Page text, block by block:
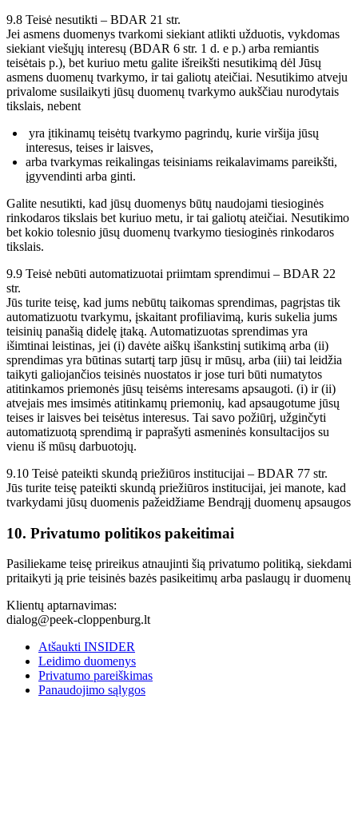
9.8 Teisė nesutikti – BDAR 21 str.
Jei asmens duomenys tvarkomi siekiant atlikti užduotis, vykdomas
siekiant viešųjų interesų (BDAR 6 str. 1 d. e p.) arba remiantis
teisėtais p.), bet kuriuo metu galite išreikšti nesutikimą dėl Jūsų
asmens duomenų tvarkymo, ir tai galiotų ateičiai. Nesutikimo atveju
privalome susilaikyti jūsų duomenų tvarkymo aukščiau nurodytais
tikslais, nebent
yra įtikinamų teisėtų tvarkymo pagrindų, kurie viršija jūsų
interesus, teises ir laisves,
arba tvarkymas reikalingas teisiniams reikalavimams pareikšti,
įgyvendinti arba ginti.
Galite nesutikti, kad jūsų duomenys būtų naudojami tiesioginės
rinkodaros tikslais bet kuriuo metu, ir tai galiotų ateičiai. Nesutikimo
bet kokio tolesnio jūsų duomenų tvarkymo tiesioginės rinkodaros
tikslais.
9.9 Teisė nebūti automatizuotai priimtam sprendimui – BDAR 22
str.
Jūs turite teisę, kad jums nebūtų taikomas sprendimas, pagrįstas tik
automatizuotu tvarkymu, įskaitant profiliavimą, kuris sukelia jums
teisinių panašią didelę įtaką. Automatizuotas sprendimas yra
išimtinai leistinas, jei (i) davėte aiškų išankstinį sutikimą arba (ii)
sprendimas yra būtinas sutartį tarp jūsų ir mūsų, arba (iii) tai leidžia
taikyti galiojančios teisinės nuostatos ir jose turi būti numatytos
atitinkamos priemonės jūsų teisėms interesams apsaugoti. (i) ir (ii)
atvejais mes imsimės atitinkamų priemonių, kad apsaugotume jūsų
teises ir laisves bei teisėtus interesus. Tai savo požiūrį, užginčyti
automatizuotą sprendimą ir paprašyti asmeninės konsultacijos su
vienu iš mūsų darbuotojų.
9.10 Teisė pateikti skundą priežiūros institucijai – BDAR 77 str.
Jūs turite teisę pateikti skundą priežiūros institucijai, jei manote, kad
tvarkydami jūsų duomenis pažeidžiame Bendrąjį duomenų apsaugos
10. Privatumo politikos pakeitimai
Pasiliekame teisę prireikus atnaujinti šią privatumo politiką, siekdami
pritaikyti ją prie teisinės bazės pasikeitimų arba paslaugų ir duomenų
Klientų aptarnavimas:
dialog@peek-cloppenburg.lt
Atšaukti INSIDER
Leidimo duomenys
Privatumo pareiškimas
Panaudojimo sąlygos